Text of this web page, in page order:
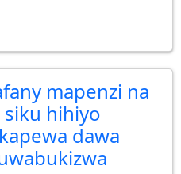
mapenzi na
hihiyo
dawa